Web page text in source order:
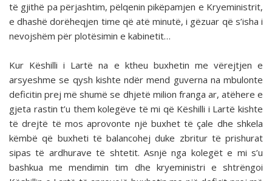
të gjithë pa përjashtim, pëlqenin pikëpamjen e Kryeministrit,
e dhashë dorëheqjen time që atë minutë, i gëzuar që s’isha i
nevojshëm për plotësimin e kabinetit…
Kur Këshilli i Lartë na e ktheu buxhetin me vërejtjen e
arsyeshme se qysh kishte ndër mend guverna na mbulonte
deficitin prej më shumë se dhjetë milion franga ar, atëhere e
gjeta rastin t’u them kolegëve të mi që Këshilli i Lartë kishte
të drejtë të mos aprovonte një buxhet të çale dhe shkela
këmbë që buxheti të balancohej duke zbritur të pri­shurat
sipas të ardhurave të shtetit. Asnjë nga kolegët e mi s’u
bashkua me mendimin tim dhe kryeministri e shtrëngoi